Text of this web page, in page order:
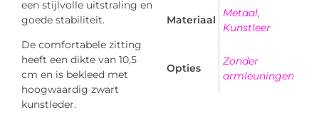
een stijlvolle uitstraling en
goede stabiliteit.
De comfortabele zitting
heeft een dikte van 10,5
cm en is bekleed met
hoogwaardig zwart
kunstleder.
Materiaal
Metaal,
Kunstleer
Opties
Zonder
armleuningen